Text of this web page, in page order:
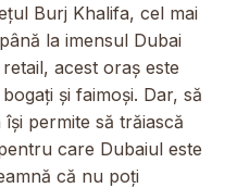
Burj Khalifa, cel mai
la imensul Dubai
acest oraș este
și faimoși. Dar, să
permite să trăiască
care Dubaiul este
că nu poți